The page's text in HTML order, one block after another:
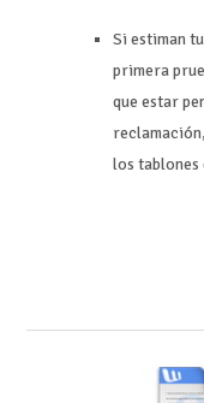
Si estiman
primera
que estar
los tablones